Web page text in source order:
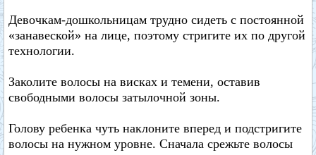
Девочкам-дошкольницам трудно сидеть с постоянной
«занавеской» на лице, поэтому стригите их по другой
технологии.
Заколите волосы на висках и темени, оставив
свободными волосы затылочной зоны.
Голову ребенка чуть наклоните вперед и подстригите
волосы на нужном уровне. Сначала срежьте волосы